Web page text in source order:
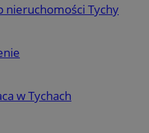
nieruchomości Tychy
w Tychach